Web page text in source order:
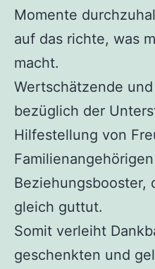
Momente
auf das richte, was
macht.
Wertschätzende
bezüglich der
Hilfestellung von
Beziehungsbooster,
gleich guttut.
Somit verleiht
geschenkten und